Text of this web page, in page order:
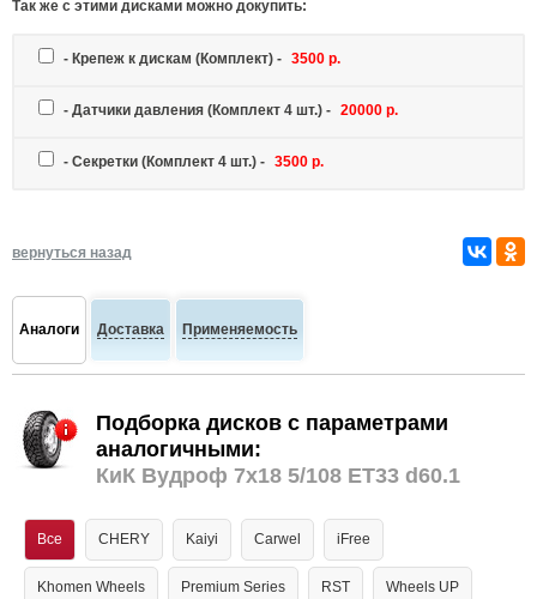
Так же c этими дисками можно докупить:
- Крепеж к дискам (Комплект) - 3500 р.
- Датчики давления (Комплект 4 шт.) - 20000 р.
- Секретки (Комплект 4 шт.) - 3500 р.
вернуться назад
Аналоги Доставка Применяемость
Подборка дисков с параметрами
аналогичными:
КиК Вудроф 7x18 5/108 ET33 d60.1
Все CHERY Kaiyi Carwel iFree
Khomen Wheels Premium Series RST Wheels UP